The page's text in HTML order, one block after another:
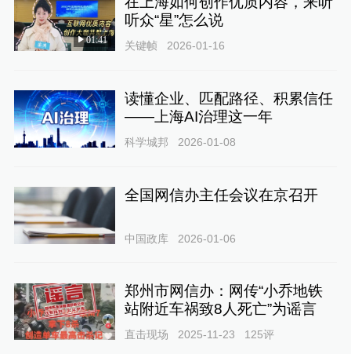
01:41
听众“星”怎么说
关键帧 2026-01-16
读懂企业、匹配路径、积累信任
——上海AI治理这一年
科学城邦 2026-01-08
全国网信办主任会议在京召开
中国政库 2026-01-06
郑州市网信办：网传“小乔地铁
站附近车祸致8人死亡”为谣言
直击现场 2025-11-23 125评